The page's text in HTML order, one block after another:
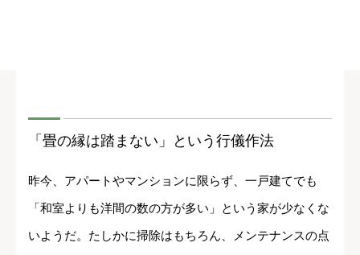
「畳の縁は踏まない」という行儀作法
昨今、アパートやマンションに限らず、一戸建てでも
「和室よりも洋間の数の方が多い」という家が少なくな
いようだ。たしかに掃除はもちろん、メンテナンスの点